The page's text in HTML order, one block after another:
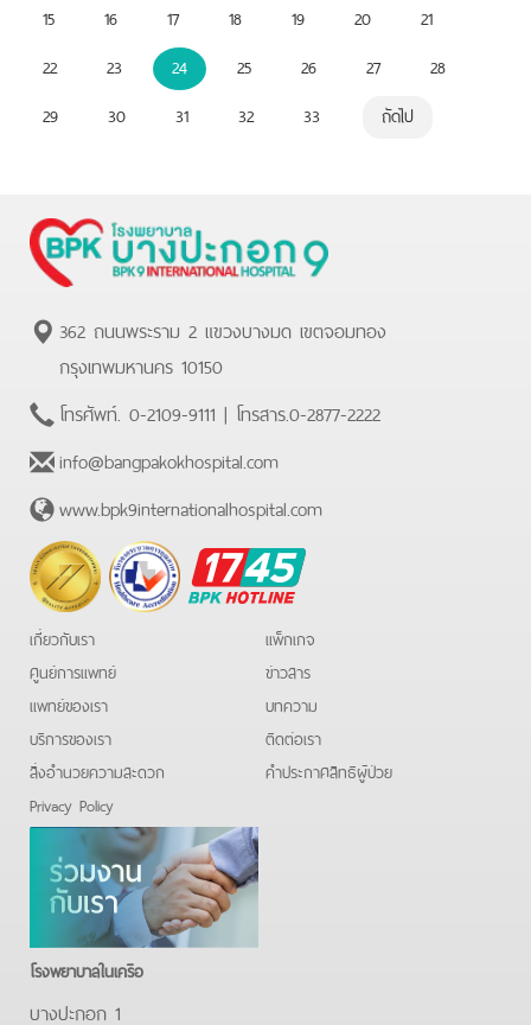
15
16 17 18 19 20
21
22
23 24 25 26 27
28
29
30 31 32 33 ถัดไป
362 ถนนพระราม 2 แขวงบางมด เขตจอมทอง
กรุงเทพมหานคร 10150
โทรศัพท์. 0-2109-9111 | โทรสาร.0-2877-2222
info@bangpakokhospital.com
www.bpk9internationalhospital.com
BPK
Hotline
เกี่ยวกับเรา
ศูนย์การแพทย์
แพทย์ของเรา
บริการของเรา
สิ่งอำนวยความสะดวก
Privacy Policy
แพ็กเกจ
ข่าวสาร
บทความ
ติดต่อเรา
คําประกาศสิทธิผู้ป่วย
โรงพยาบาลในเครือ
บางปะกอก 1